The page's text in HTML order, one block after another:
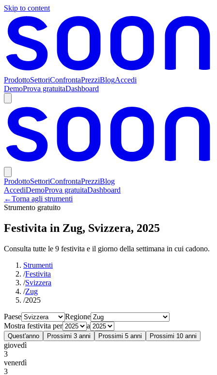
Skip to content
ProdottoSettoriConfrontaPrezziBlogAccedi
DemoProva gratuitaDashboard
ProdottoSettoriConfrontaPrezziBlog
AccediDemoProva gratuitaDashboard
←Torna agli strumenti
Strumento gratuito
Festivita in Zug, Svizzera, 2025
Consulta tutte le 9 festivita e il giorno della settimana in cui cadono.
Strumenti
/Festivita
/Svizzera
/Zug
/2025
Paese
Regione
Mostra festivita per
a
Quest'anno Prossimi 3 anni Prossimi 5 anni Prossimi 10 anni
giovedì
3
venerdì
3